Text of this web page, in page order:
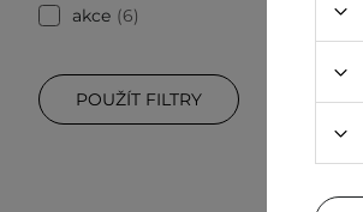
akce 6
POUŽÍT FILTRY